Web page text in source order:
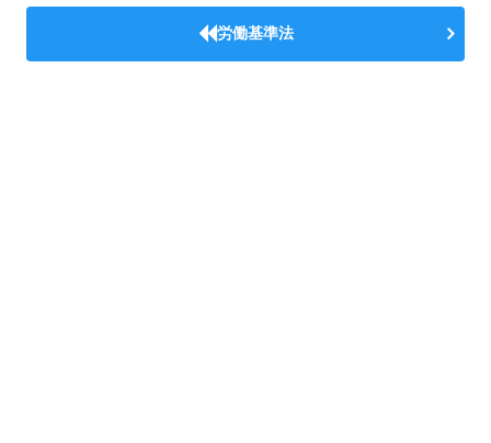
労働基準法